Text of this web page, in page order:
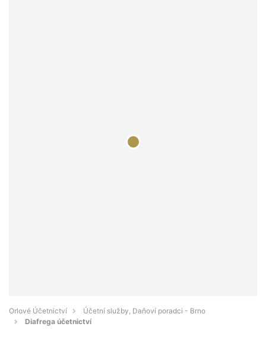
Orlové Účetnictví
Účetní služby, Daňoví poradci - Brno
Diafrega účetnictví